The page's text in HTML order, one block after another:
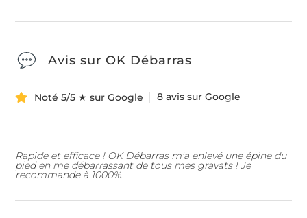
Avis sur OK Débarras
Noté 5/5 ★ sur Google 8 avis sur Google
Rapide et efficace ! OK Débarras m'a enlevé une épine du
pied en me débarrassant de tous mes gravats ! Je
recommande à 1000%.